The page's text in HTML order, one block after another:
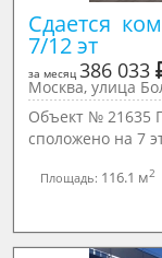
Сдается
7/12 эт
за месяц 386 033
Москва, улица
Объект № 21635
сположено на 7
Площадь: 116.1 м2